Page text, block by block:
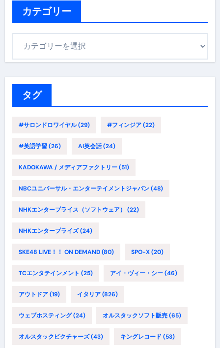
カテゴリー
タグ
#サロンドロワイヤル(29) #フィンジア(22)
#英語学習(26) AI英会話(24)
KADOKAWA / メディアファクトリー(51)
NBCユニバーサル・エンターテイメントジャパン(48)
NHKエンタープライス（ソフトウェア） (22)
NHKエンタープライズ(24)
SKE48 LIVE！！ ON DEMAND(80) SPO-X(20)
TCエンタテインメント (25) アイ・ヴィー・シー(46)
アウトドア(19) イタリア(826)
ウェブホスティング(24) オルスタックソフト販売(65)
オルスタックピクチャーズ(43) キングレコード (53)